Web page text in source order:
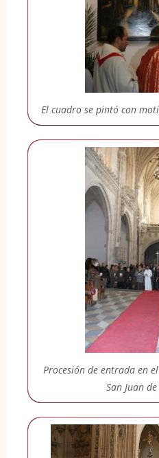
El cuadro se pintó con
Procesión de entrada en
San Juan de